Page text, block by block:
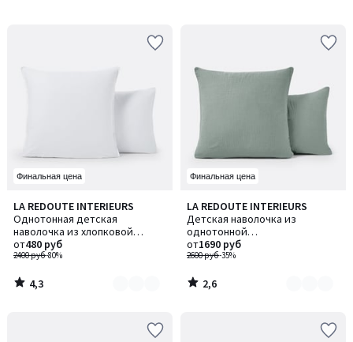
Финальная цена
LA REDOUTE INTERIEURS
Однотонная детская
наволочка из хлопковой
перкали
2400 руб-80%
от480 руб
4,3
/ 5
Количество
цветов:
3
4,3
/
Финальная цена
LA REDOUTE INTERIEURS
Детская наволочка из
однотонной
хлопчатобумажной газовой
ткани, Kumla / Кумла
2600 руб-35%
от1690 руб
2,6
/ 5
Количество
цветов:
5
2,6
/